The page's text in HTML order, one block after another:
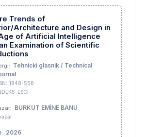
Trends of
Architecture and Design in
of Artificial Intelligence
Examination of Scientific
Tehnicki glasnik / Technical
1848-558
ESCI
BURKUT EMİNE BANU
2026